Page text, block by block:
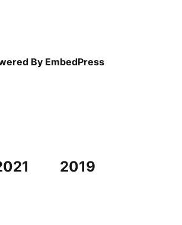
By EmbedPress
2019